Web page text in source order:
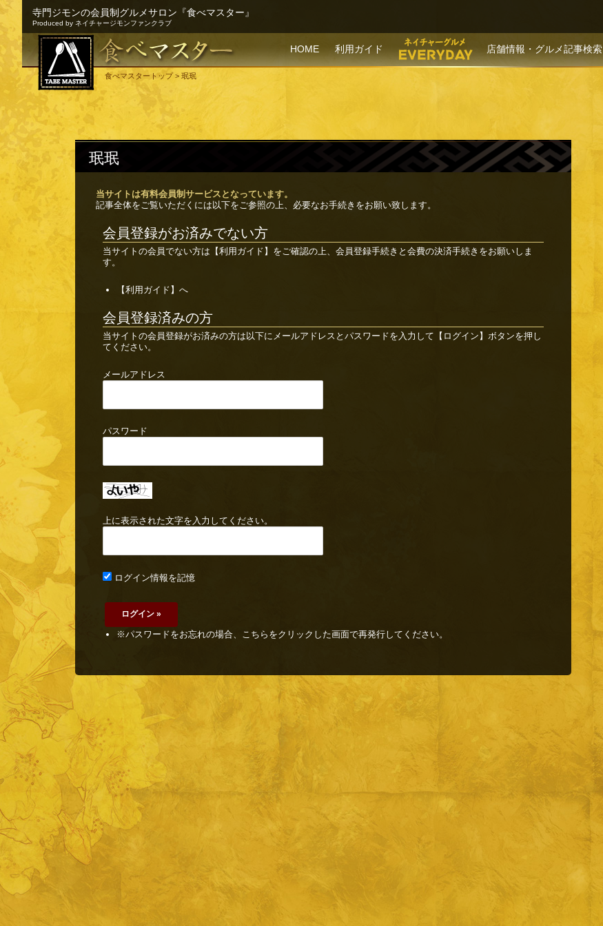
寺門ジモンの会員制グルメサロン『食べマスター』
Produced by ネイチャージモンファンクラブ
HOME 利用ガイド 店舗情報・グルメ記事検索
食べマスタートップ> 珉珉
珉珉
当サイトは有料会員制サービスとなっています。
記事全体をご覧いただくには以下をご参照の上、必要なお手続きをお願い致します。
会員登録がお済みでない方
当サイトの会員でない方は 【利用ガイド】 をご確認の上、会員登録手続きと会費の決済手続きをお願いしま
す。
【利用ガイド】へ
会員登録済みの方
当サイトの会員登録がお済みの方は以下にメールアドレスとパスワードを入力して【ログイン】ボタンを押し
てください。
メールアドレス
パスワード
上に表示された文字を入力してください。
ログイン情報を記憶
※パスワードをお忘れの場合、こちらをクリックした画面で再発行してください。